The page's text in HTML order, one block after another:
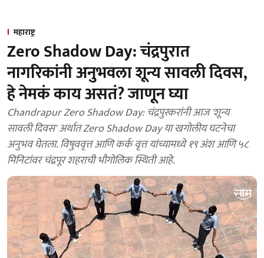
महाराष्ट्र
Zero Shadow Day: चंद्रपुरात
नागरिकांनी अनुभवला शून्य सावली दिवस,
हे नेमकं काय असतं? जाणून घ्या
Chandrapur Zero Shadow Day: चंद्रपुरकरांनी आज 'शून्य
सावली दिवस' अर्थात Zero Shadow Day या खगोलीय घटनेचा
अनुभव घेतला. विषुववृत्त आणि कर्क वृत्त यांच्यामध्ये १९ अंश आणि ५८
मिनिटांवर चंद्रपूर शहराची भौगोलिक स्थिती आहे.